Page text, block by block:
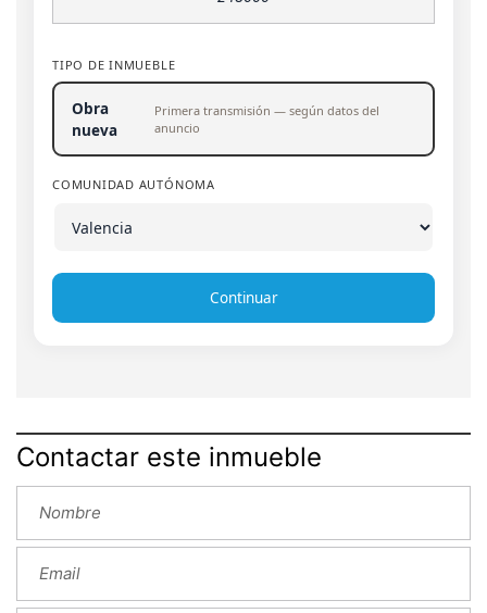
TIPO DE INMUEBLE
Obra
nueva
Primera transmisión — según datos del
anuncio
COMUNIDAD AUTÓNOMA
Continuar
Contactar este inmueble